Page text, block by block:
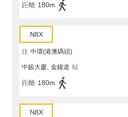
距離 180m
N8X
往 中環(港澳碼頭)
中銀大廈, 金鐘道 站
距離 180m
N8X